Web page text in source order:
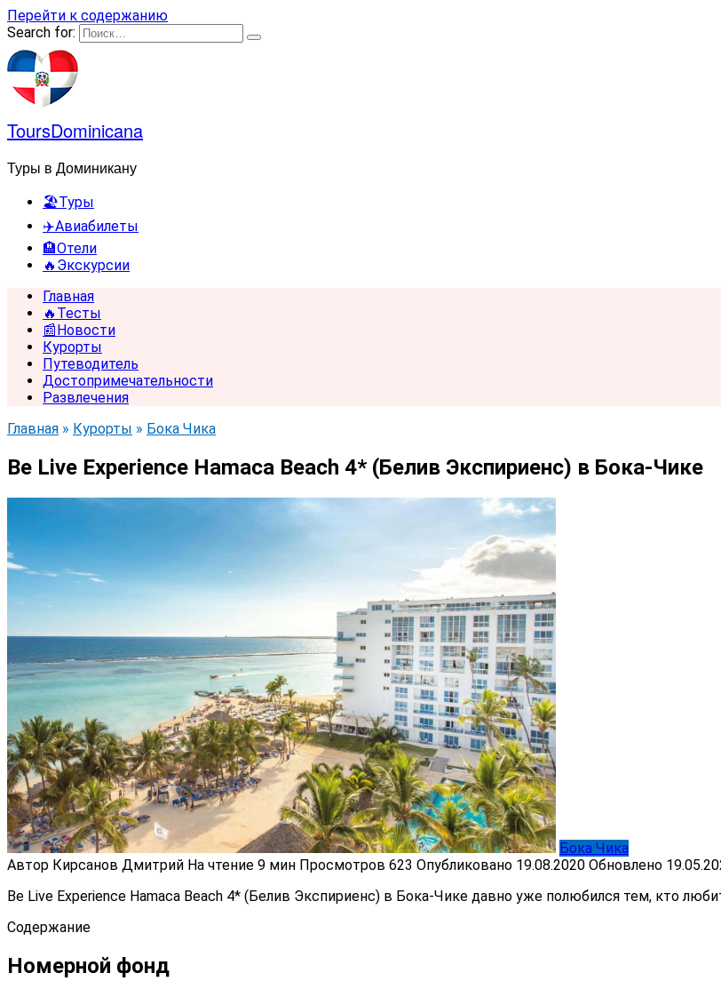
Перейти к содержанию
Search for:
ToursDominicana
Туры в Доминикану
🏖️Туры
✈️Авиабилеты
🏨Отели
🔥Экскурсии
Главная
🔥Тесты
📰Новости
Курорты
Путеводитель
Достопримечательности
Развлечения
Главная » Курорты » Бока Чика
Be Live Experience Hamaca Beach 4* (Белив Экспириенс) в Бока-Чике
Бока Чика
Автор Кирсанов Дмитрий На чтение 9 мин Просмотров 623 Опубликовано 19.08.2020 Обновлено
Be Live Experience Hamaca Beach 4* (Белив Экспириенс) в Бока-Чике давно уже полюбился тем, кто
Содержание
Номерной фонд